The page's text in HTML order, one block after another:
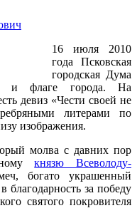
16 июля 2010
года Псковская
городская Дума
и флаге города. На
девиз «Чести своей не
литерами по
изображения.
молва с давних пор
князю Всеволоду-
богато украшенный
благодарность за победу
святого покровителя